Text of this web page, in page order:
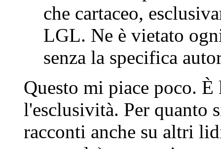
che cartaceo,
LGL. Ne è vietato
senza la specifica
Questo mi piace poco.
l'esclusività. Per quanto
racconti anche su altri